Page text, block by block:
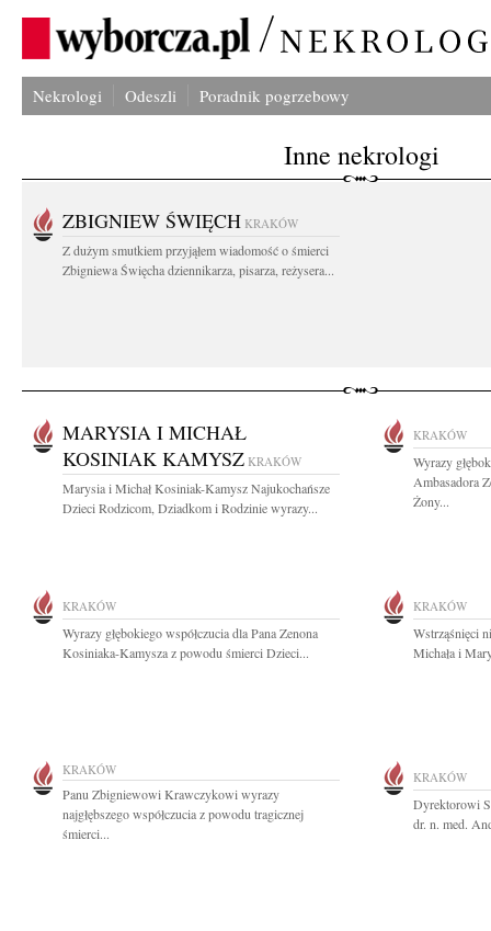
Nekrologi Odeszli Poradnik pogrzebowy
Inne nekrologi
ZBIGNIEW ŚWIĘCH KRAKÓW
Z dużym smutkiem przyjąłem wiadomość o śmierci
Zbigniewa Święcha dziennikarza, pisarza, reżysera...
MARYSIA I MICHAŁ
KOSINIAK KAMYSZ KRAKÓW
Marysia i Michał Kosiniak-Kamysz Najukochańsze
Dzieci Rodzicom, Dziadkom i Rodzinie wyrazy...
KRAKÓW
Wyrazy
Ambasadora
Żony...
KRAKÓW
Wyrazy głębokiego współczucia dla Pana Zenona
Kosiniaka-Kamysza z powodu śmierci Dzieci...
KRAKÓW
Wstrząśnięci
Michała i
KRAKÓW
Panu Zbigniewowi Krawczykowi wyrazy
najgłębszego współczucia z powodu tragicznej
śmierci...
KRAKÓW
Dyrektorowi
dr. n. med.